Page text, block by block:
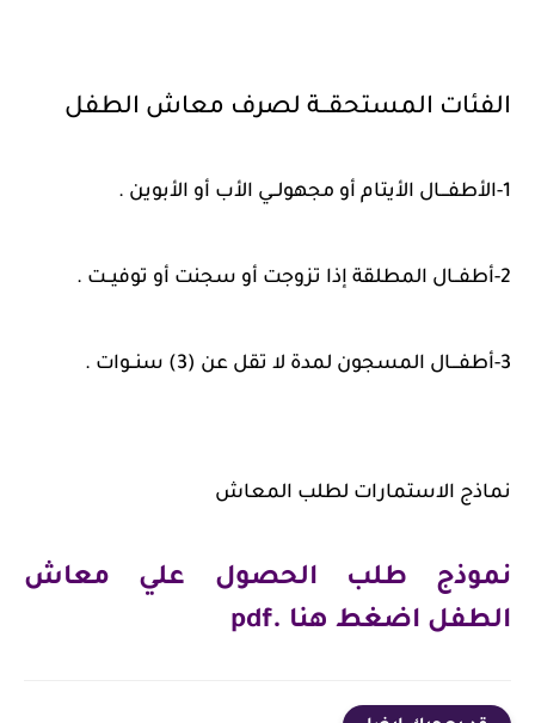
الفئات المستحقــة لصرف معاش الطفل
1-الأطفـــال الأيتام أو مجهولــي الأب أو الأبوين .
2-أطفــال المطلقة إذا تزوجت أو سجنت أو توفيــت .
3-أطفـــال المسجون لمدة لا تقل عن (3) سنــوات .
نماذج الاستمارات لطلب المعاش
نموذج طلب الحصول علي معاش
الطفل اضغط هنا .pdf